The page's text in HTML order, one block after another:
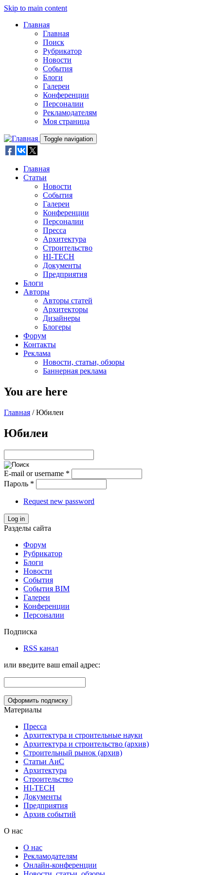
Skip to main content
Главная
Главная
Поиск
Рубрикатор
Новости
События
Блоги
Галереи
Конференции
Персоналии
Рекламодателям
Моя страница
Toggle navigation
Главная
Статьи
Новости
События
Галереи
Конференции
Персоналии
Пресса
Архитектура
Строительство
HI-TECH
Документы
Предприятия
Блоги
Авторы
Авторы статей
Архитекторы
Дизайнеры
Блогеры
Форум
Контакты
Реклама
Новости, статьи, обзоры
Баннерная реклама
You are here
Главная / Юбилеи
Юбилеи
E-mail or username *
Пароль *
Request new password
Log in
Разделы сайта
Форум
Рубрикатор
Блоги
Новости
События
События BIM
Галереи
Конференции
Персоналии
Подписка
RSS канал
или введите ваш email адрес:
Материалы
Пресса
Архитектура и строительные науки
Архитектура и строительство (архив)
Строительный рынок (архив)
Статьи АиС
Архитектура
Строительство
HI-TECH
Документы
Предприятия
Архив событий
О нас
О нас
Рекламодателям
Онлайн-конференции